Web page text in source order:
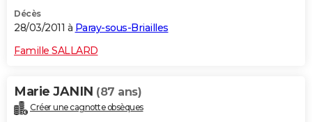
Décès
28/03/2011 à Paray-sous-Briailles
Famille SALLARD
Marie JANIN (87 ans)
Créer une cagnotte obsèques